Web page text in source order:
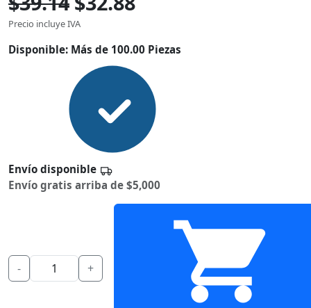
Precio incluye IVA
Disponible: Más de 100.00 Piezas
Envío disponible
Envío gratis arriba de $5,000
- +